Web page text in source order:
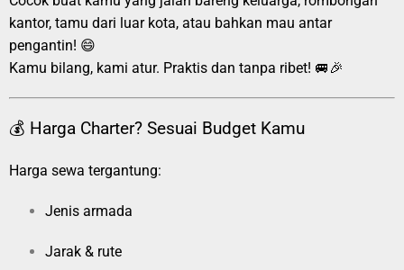
kantor, tamu dari luar kota, atau bahkan mau antar
pengantin! 😄
Kamu bilang, kami atur. Praktis dan tanpa ribet! 🚐🎉
💰 Harga Charter? Sesuai Budget Kamu
Harga sewa tergantung:
Jenis armada
Jarak & rute